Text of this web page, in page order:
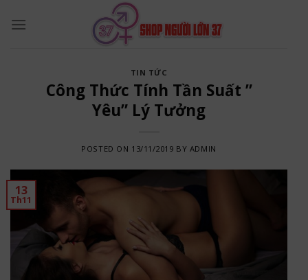
TIN TỨC
Công Thức Tính Tần Suất ”
Yêu” Lý Tưởng
POSTED ON 13/11/2019 BY ADMIN
13
Th11